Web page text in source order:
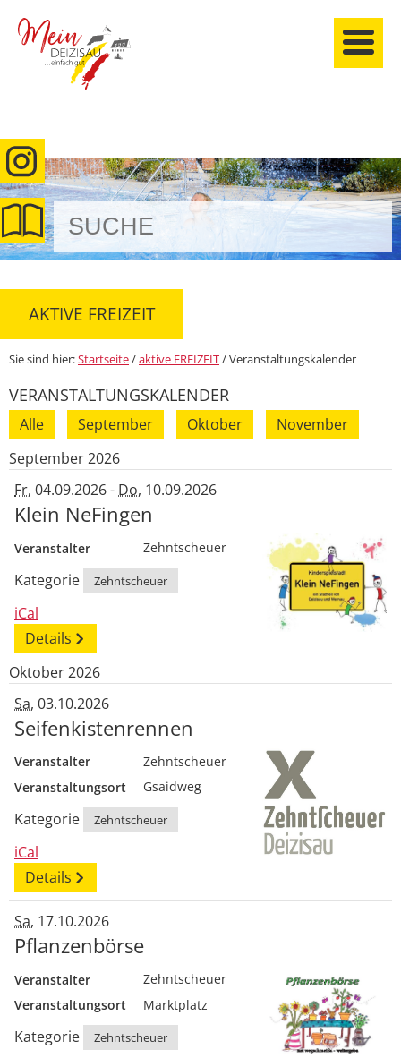
anmelden
AKTIVE FREIZEIT
Sie sind hier:Startseite/aktive FREIZEIT/Veranstaltungskalender
VERANSTALTUNGSKALENDER
Alle September Oktober
November
September 2026
Fr, 04.09.2026- Do, 10.09.2026
Klein NeFingen
Veranstalter Zehntscheuer
Kategorie Zehntscheuer
iCal
Details
Oktober 2026
Sa, 03.10.2026
Seifenkistenrennen
Veranstalter
Zehntscheuer
Veranstaltungsort
Gsaidweg
Kategorie Zehntscheuer
iCal
Details
Sa, 17.10.2026
Pflanzenbörse
Veranstalter
Zehntscheuer
Veranstaltungsort
Marktplatz
Kategorie Zehntscheuer